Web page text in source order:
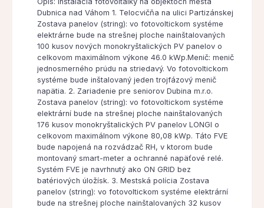
Dubnica nad Váhom 1. Telocvičňa na ulici Partizánskej
Zostava panelov (string): vo fotovoltickom systéme
elektrárne bude na strešnej ploche nainštalovaných
100 kusov nových monokryštalických PV panelov o
celkovom maximálnom výkone 46.0 kWp.Menič: menič
jednosmerného prúdu na striedavý. Vo fotovoltickom
systéme bude inštalovaný jeden trojfázový menič
napätia. 2. Zariadenie pre seniorov Dubina m.r.o.
Zostava panelov (string): vo fotovoltickom systéme
elektrární bude na strešnej ploche nainštalovaných
176 kusov monokryštalických PV panelov LONGI o
celkovom maximálnom výkone 80,08 kWp. Táto FVE
bude napojená na rozvádzač RH, v ktorom bude
montovaný smart-meter a ochranné napäťové relé.
Systém FVE je navrhnutý ako ON GRID bez
batériových úložísk. 3. Mestská polícia Zostava
panelov (string): vo fotovoltickom systéme elektrární
bude na strešnej ploche nainštalovaných 32 kusov